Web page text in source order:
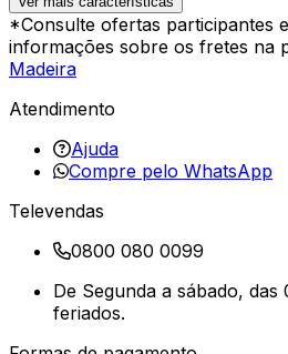
*Consulte ofertas participantes
informações sobre os fretes na
Madeira
Atendimento
Ajuda
Compre pelo WhatsApp
Televendas
0800 080 0099
De Segunda a sábado, das
feriados.